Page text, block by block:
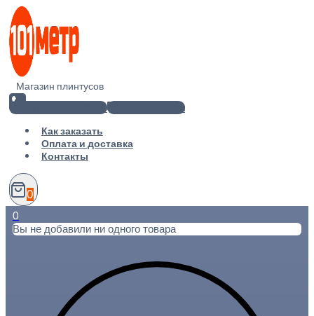
Перейти
содержимому
Магазин плинтусов
+7(812) 920-02-38
info@101metr.ru
Как заказать
Оплата и доставка
Контакты
0
0
Вы не добавили ни одного товара